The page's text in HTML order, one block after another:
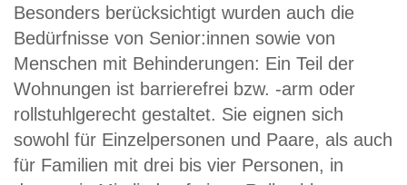
Besonders berücksichtigt wurden auch die
Bedürfnisse von Senior:innen sowie von
Menschen mit Behinderungen: Ein Teil der
Wohnungen ist barrierefrei bzw. -arm oder
rollstuhlgerecht gestaltet. Sie eignen sich
sowohl für Einzelpersonen und Paare, als auch
für Familien mit drei bis vier Personen, in